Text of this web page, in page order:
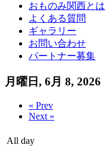
おものみ関西とは
よくある質問
ギャラリー
お問い合わせ
パートナー募集
月曜日, 6月 8, 2026
« Prev
Next »
All day